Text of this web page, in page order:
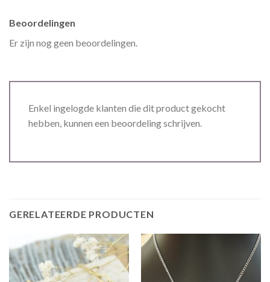
Beoordelingen
Er zijn nog geen beoordelingen.
Enkel ingelogde klanten die dit product gekocht
hebben, kunnen een beoordeling schrijven.
GERELATEERDE PRODUCTEN